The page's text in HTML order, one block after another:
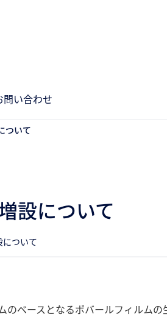
問い合わせ
ついて
設について
ついて
ベースとなるポバールフィルム